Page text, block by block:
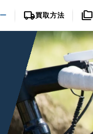
local_shipping買取方法 folder_copy